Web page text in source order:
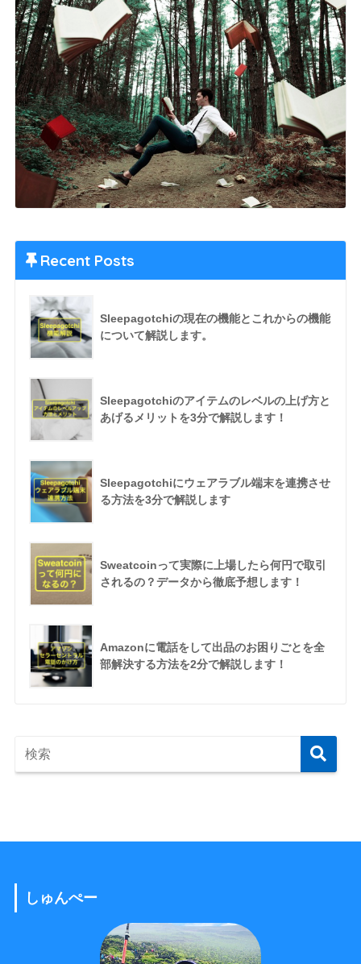
Recent Posts
Sleepagotchiの現在の機能とこれからの機能
について解説します。
Sleepagotchiのアイテムのレベルの上げ方と
あげるメリットを3分で解説します！
Sleepagotchiにウェアラブル端末を連携させ
る方法を3分で解説します
Sweatcoinって実際に上場したら何円で取引
されるの？データから徹底予想します！
Amazonに電話をして出品のお困りごとを全
部解決する方法を2分で解説します！
しゅんぺー